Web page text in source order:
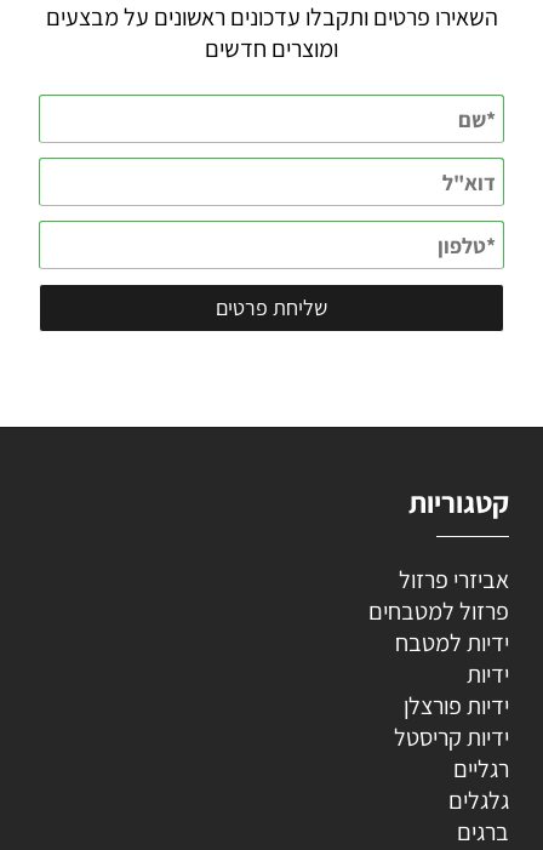
השאירו פרטים ותקבלו עדכונים ראשונים על מבצעים
ומוצרים חדשים
קטגוריות
אביזרי פרזול
פרזול למטבחים
ידיות למטבח
ידיות
ידיות פורצלן
ידיות קריסטל
רגליים
גלגלים
ברגים